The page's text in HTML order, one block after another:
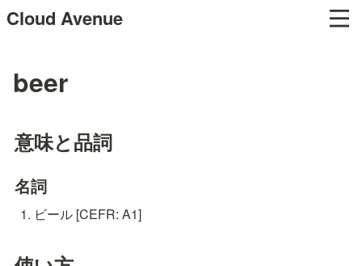
Cloud Avenue
beer
意味と品詞
名詞
ビール [CEFR: A1]